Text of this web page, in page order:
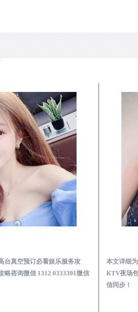
台真空预订必看娱乐服务攻
咨询微信 1312 0333301微信
本文详细
KTV夜场
信同步！